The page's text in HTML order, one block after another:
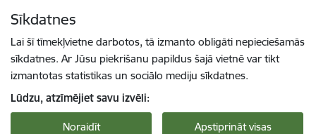
Sīkdatnes
Lai šī tīmekļvietne darbotos, tā izmanto obligāti nepieciešamās
sīkdatnes. Ar Jūsu piekrišanu papildus šajā vietnē var tikt
izmantotas statistikas un sociālo mediju sīkdatnes.
Lūdzu, atzīmējiet savu izvēli:
Noraidīt Apstiprināt visas